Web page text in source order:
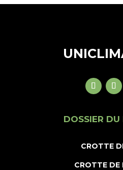
DOSSIER
CROTTE
CROTTE DE